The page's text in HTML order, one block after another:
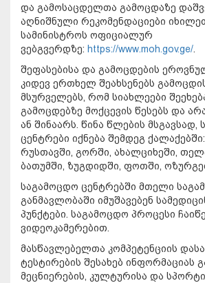
და გამოსაცდელთა გამოცდაზე
აღნიშნული რეკომენდაციები
სამინისტროს ოფიციალურ
ვებგვერდზე: https://www.moh.gov.ge/
შეფასებისა და გამოცდების
კიდევ ერთხელ შეახსენებს
მსურველებს, რომ სიახლეები
გამოცდებზე მოქცევის წესებს და
ან შინაარს. წინა წლების მსგავსად,
ცენტრები იქნება შემდეგ
რუსთავში, გორში, ახალციხეში,
ბათუმში, ზუგდიდში, ფოთში,
საგამოცდო ცენტრებში მთელი
განმავლობაში იმუშავებენ
პუნქტები. საგამოცდო პროცესი
ვიდეოკამერებით.
მასწავლებელთა კომპეტენციის
ტესტირების შესახებ ინფორმაციას
მეცნიერების, კულტურისა და